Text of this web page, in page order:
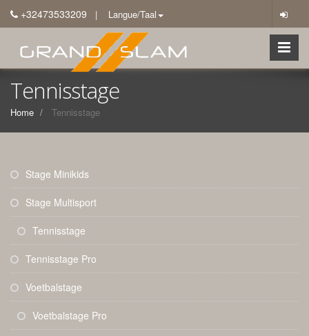
+32473533209 | Langue/Taal
Tennisstage
Home Tennisstage
Stage Minikids
Stage Multisport
Tennisstage
Tennisstage Pro
Voetbalstage
Voetbalstage Pro